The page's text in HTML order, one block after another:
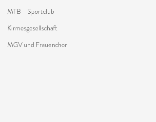
MTB - Sportclub
Kirmesgesellschaft
MGV und Frauenchor